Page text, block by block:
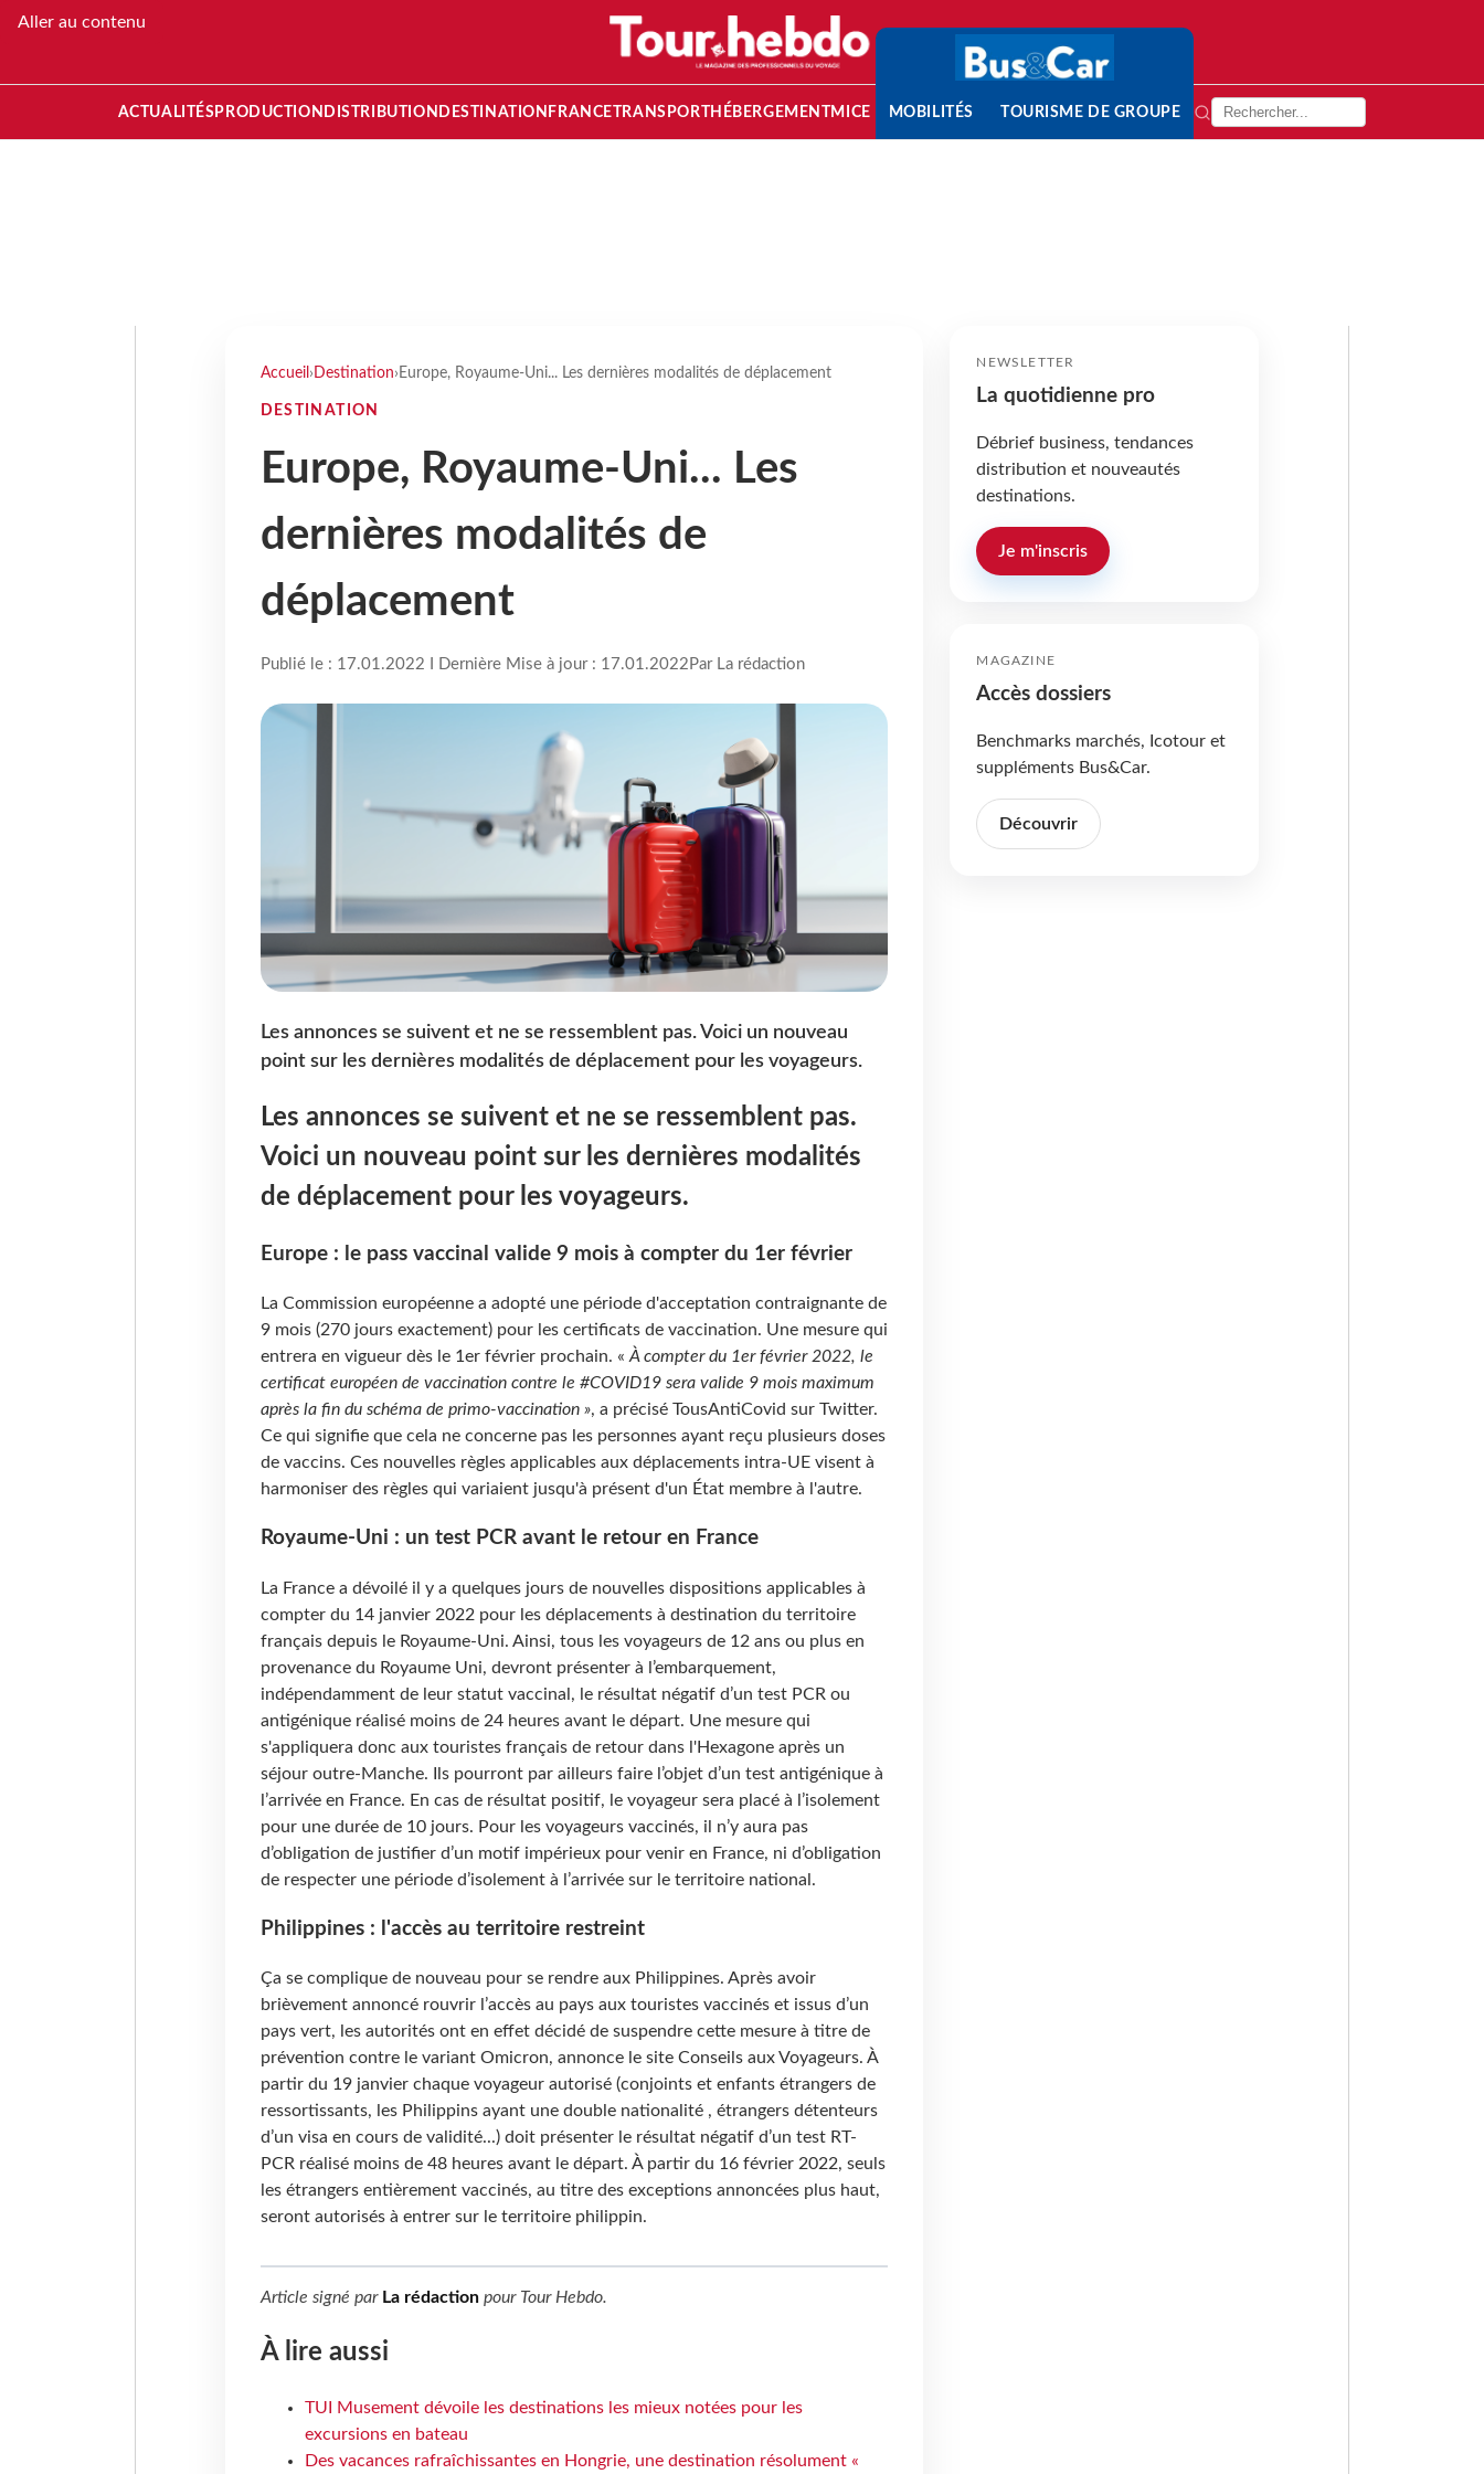
Aller au contenu
ACTUALITÉS PRODUCTION DISTRIBUTION DESTINATION FRANCETRANSPORT HÉBERGEMENTMICE MOBILITÉS TOURISME DE GROUPE
Accueil › Destination› Europe, Royaume-Uni... Les dernières modalités de déplacement
DESTINATION
Europe, Royaume-Uni... Les
dernières modalités de
déplacement
Publié le : 17.01.2022 I Dernière Mise à jour : 17.01.2022 Par La rédaction
Les annonces se suivent et ne se ressemblent pas. Voici un nouveau
point sur les dernières modalités de déplacement pour les voyageurs.
Les annonces se suivent et ne se ressemblent pas.
Voici un nouveau point sur les dernières modalités
de déplacement pour les voyageurs.
Europe : le pass vaccinal valide 9 mois à compter du 1er février
La Commission européenne a adopté une période d'acceptation contraignante de
9 mois (270 jours exactement) pour les certificats de vaccination. Une mesure qui
entrera en vigueur dès le 1er février prochain. « À compter du 1er février 2022, le
certificat européen de vaccination contre le #COVID19 sera valide 9 mois maximum
après la fin du schéma de primo-vaccination », a précisé TousAntiCovid sur Twitter.
Ce qui signifie que cela ne concerne pas les personnes ayant reçu plusieurs doses
de vaccins. Ces nouvelles règles applicables aux déplacements intra-UE visent à
harmoniser des règles qui variaient jusqu'à présent d'un État membre à l'autre.
Royaume-Uni : un test PCR avant le retour en France
La France a dévoilé il y a quelques jours de nouvelles dispositions applicables à
compter du 14 janvier 2022 pour les déplacements à destination du territoire
français depuis le Royaume-Uni. Ainsi, tous les voyageurs de 12 ans ou plus en
provenance du Royaume Uni, devront présenter à l’embarquement,
indépendamment de leur statut vaccinal, le résultat négatif d’un test PCR ou
antigénique réalisé moins de 24 heures avant le départ. Une mesure qui
s'appliquera donc aux touristes français de retour dans l'Hexagone après un
séjour outre-Manche. Ils pourront par ailleurs faire l’objet d’un test antigénique à
l’arrivée en France. En cas de résultat positif, le voyageur sera placé à l’isolement
pour une durée de 10 jours. Pour les voyageurs vaccinés, il n’y aura pas
d’obligation de justifier d’un motif impérieux pour venir en France, ni d’obligation
de respecter une période d’isolement à l’arrivée sur le territoire national.
Philippines : l'accès au territoire restreint
Ça se complique de nouveau pour se rendre aux Philippines. Après avoir
brièvement annoncé rouvrir l’accès au pays aux touristes vaccinés et issus d’un
pays vert, les autorités ont en effet décidé de suspendre cette mesure à titre de
prévention contre le variant Omicron, annonce le site Conseils aux Voyageurs. À
partir du 19 janvier chaque voyageur autorisé (conjoints et enfants étrangers de
ressortissants, les Philippins ayant une double nationalité , étrangers détenteurs
d’un visa en cours de validité...) doit présenter le résultat négatif d’un test RT-
PCR réalisé moins de 48 heures avant le départ. À partir du 16 février 2022, seuls
les étrangers entièrement vaccinés, au titre des exceptions annoncées plus haut,
seront autorisés à entrer sur le territoire philippin.
Article signé par La rédactionpour Tour Hebdo.
À lire aussi
TUI Musement dévoile les destinations les mieux notées pour les
excursions en bateau
Des vacances rafraîchissantes en Hongrie, une destination résolument «
NEWSLETTER
La quotidienne pro
Débrief business, tendances
distribution et nouveautés
destinations.
Je m'inscris
MAGAZINE
Accès dossiers
Benchmarks marchés, Icotour et
suppléments Bus&Car.
Découvrir